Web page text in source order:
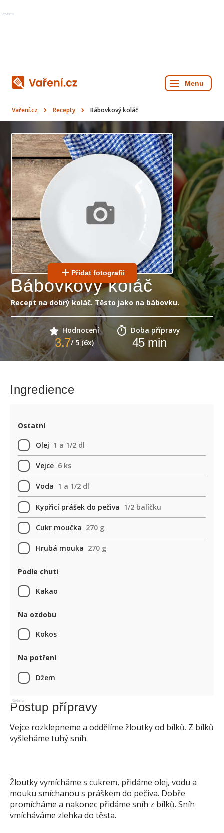
Reklama
Vaření.cz Recepty Bábovkový koláč
Přidat fotografii
Bábovkový koláč
Recept na dobrý koláč. Těsto jako na bábovku.
Hodnocení
3.7/ 5 (6x)
Doba přípravy
45min
Ingredience
Ostatní
Olej 1 a 1/2 dl
Vejce 6 ks
Voda 1 a 1/2 dl
Kypřicí prášek do pečiva 1/2 balíčku
Cukr moučka 270 g
Hrubá mouka 270 g
Podle chuti
Kakao
Na ozdobu
Kokos
Na potření
Džem
Reklama
Postup přípravy
Vejce rozklepneme a oddělíme žloutky od bílků. Z bílků
vyšleháme tuhý sníh.
Žloutky vymícháme s cukrem, přidáme olej, vodu a
mouku smíchanou s práškem do pečiva. Dobře
promícháme a nakonec přidáme sníh z bílků. Sníh
vmícháváme zlehka do těsta.